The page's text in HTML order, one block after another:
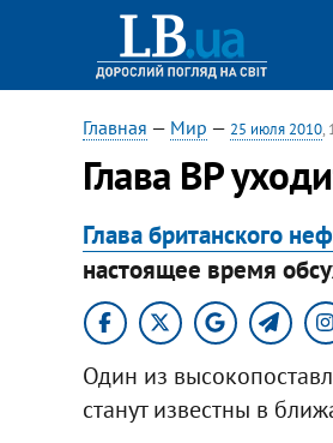
Главная — Мир — 25 июля 2010,
Глава ВР
Глава британского
настоящее время
Один из
станут известны в